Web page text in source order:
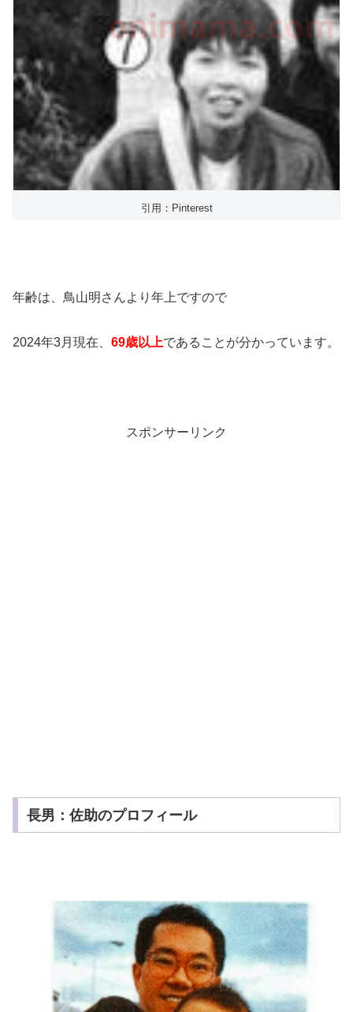
引用：Pinterest
年齢は、鳥山明さんより年上ですので
2024年3月現在、 69歳以上であることが分かっています。
スポンサーリンク
長男：佐助のプロフィール